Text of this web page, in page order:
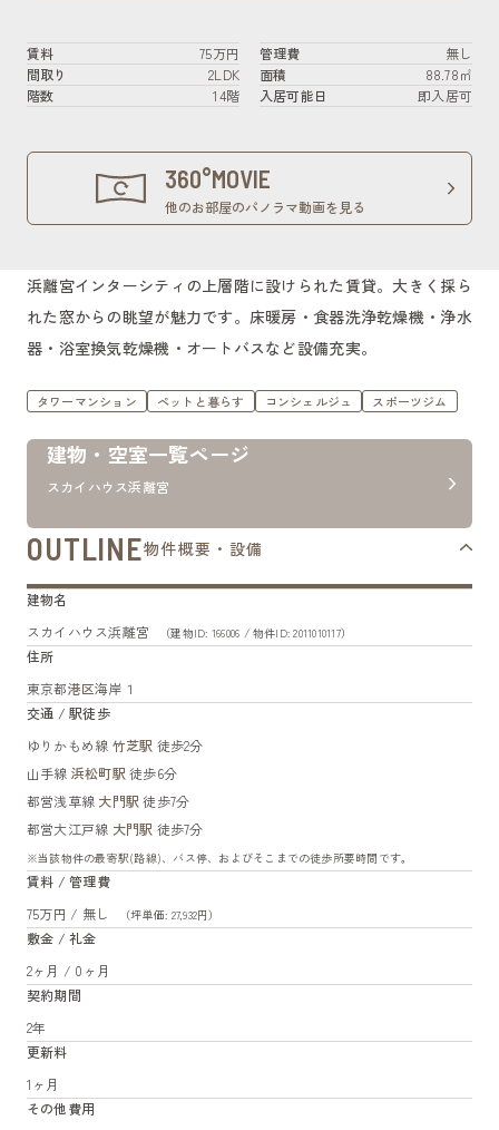
賃料 75万円 管理費
無し
間取り
2LDK 面積
88.78㎡
階数
14階 入居可能日 即入居可
360°MOVIE
他のお部屋のパノラマ動画を見る
浜離宮インターシティの上層階に設けられた賃貸。大きく採ら
れた窓からの眺望が魅力です。床暖房・食器洗浄乾燥機・浄水
器・浴室換気乾燥機・オートバスなど設備充実。
タワーマンション ペットと暮らす コンシェルジュ スポーツジム
建物・空室一覧ページ
スカイハウス浜離宮
OUTLINE物件概要・設備
建物名
スカイハウス浜離宮
（建物ID: 166006 / 物件ID: 2011010117）
住所
東京都港区海岸１
交通 / 駅徒歩
ゆりかもめ線 竹芝駅 徒歩2分
山手線 浜松町駅 徒歩6分
都営浅草線 大門駅 徒歩7分
都営大江戸線 大門駅 徒歩7分
※当該物件の最寄駅(路線)、バス停、およびそこまでの徒歩所要時間です。
賃料 / 管理費
75万円 / 無し
（坪単価: 27,932円）
敷金 / 礼金
2ヶ月 / 0ヶ月
契約期間
2年
更新料
1ヶ月
その他費用